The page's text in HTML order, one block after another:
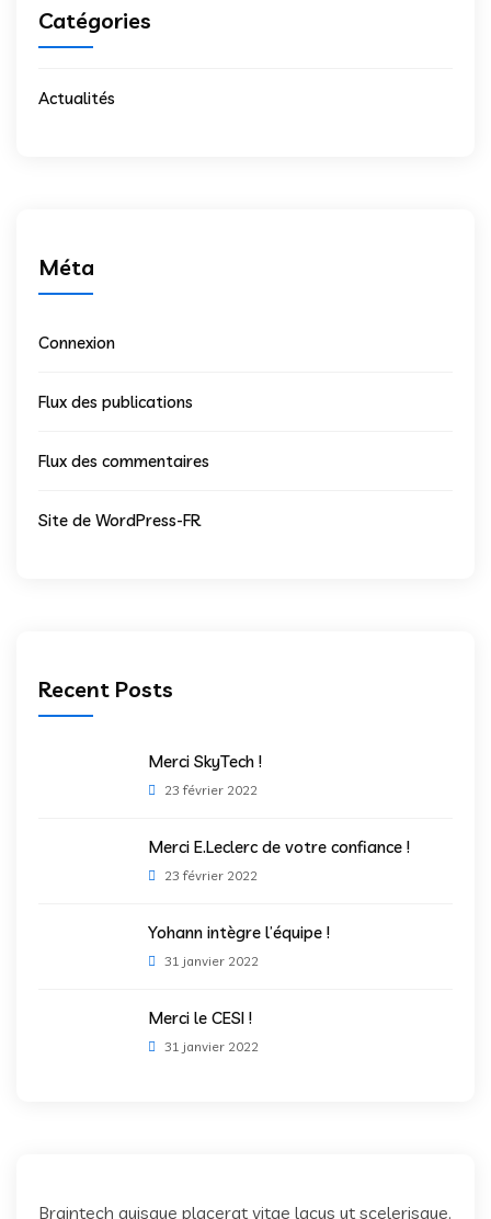
Catégories
Actualités
Méta
Connexion
Flux des publications
Flux des commentaires
Site de WordPress-FR
Recent Posts
Merci SkyTech !
23 février 2022
Merci E.Leclerc de votre confiance !
23 février 2022
Yohann intègre l’équipe !
31 janvier 2022
Merci le CESI !
31 janvier 2022
Braintech quisque placerat vitae lacus ut scelerisque.